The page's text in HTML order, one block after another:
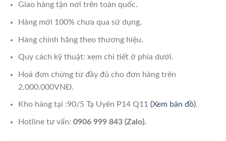
Giao hàng tận nơi trên toàn quốc.
Hàng mới 100% chưa qua sử dụng.
Hàng chính hãng theo thương hiệu.
Quy cách kỹ thuật: xem chi tiết ở phía dưới.
Hoá đơn chứng từ đầy đủ cho đơn hàng trên
2.000.000VNĐ.
Kho hàng tại :90/5 Tạ Uyên P14 Q11 (Xem bản đồ).
Hotline tư vấn: 0906 999 843 (Zalo).